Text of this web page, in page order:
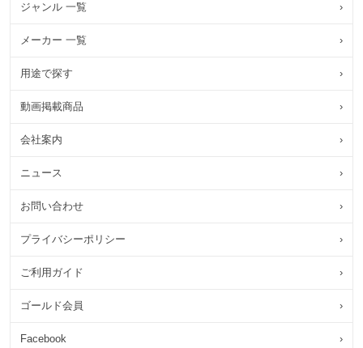
ジャンル 一覧 ›
メーカー 一覧 ›
用途で探す ›
動画掲載商品 ›
会社案内 ›
ニュース ›
お問い合わせ ›
プライバシーポリシー ›
ご利用ガイド ›
ゴールド会員 ›
Facebook ›